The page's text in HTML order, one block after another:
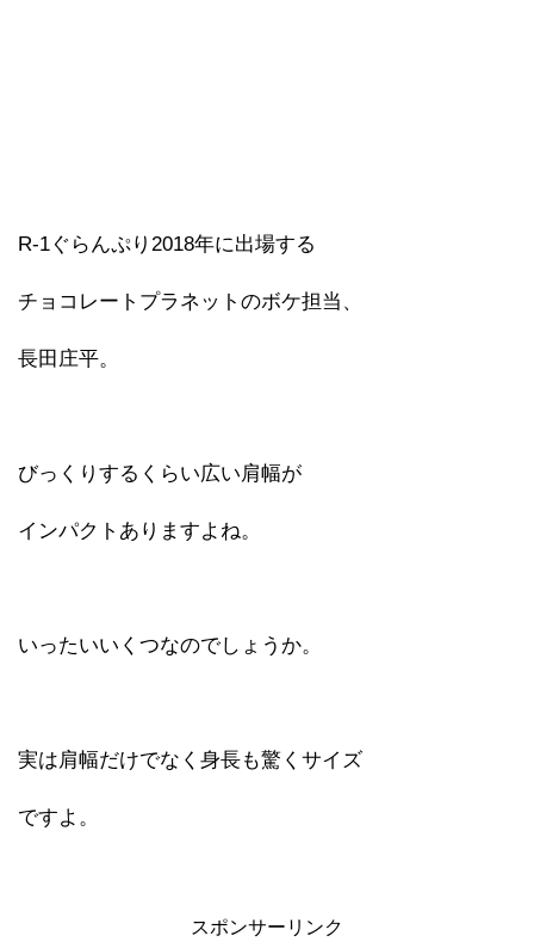
R-1ぐらんぷり2018年に出場する
チョコレートプラネットのボケ担当、
長田庄平。
びっくりするくらい広い肩幅が
インパクトありますよね。
いったいいくつなのでしょうか。
実は肩幅だけでなく身長も驚くサイズ
ですよ。
スポンサーリンク